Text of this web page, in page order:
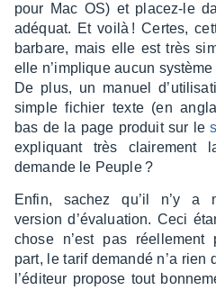
pour Mac OS) et placez-le
adéquat. Et voilà ! Certes,
barbare, mais elle est très
elle n’im­plique aucun
De plus, un manuel
simple fichier texte (en
bas de la page produit sur le
expliquant très clai­re­ment
demande le Peuple ?
Enfin, sachez qu’il n’y a
version d’éva­lua­tion. Ceci
chose n’est pas réel­le­ment
part, le tarif demandé n’a rien
l’édi­teur propose tout